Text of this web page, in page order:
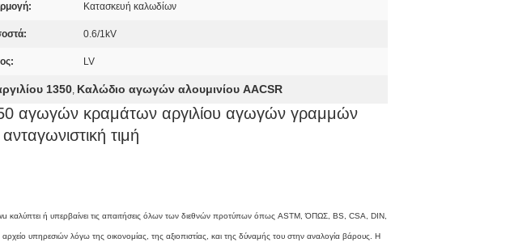
Κατασκευή καλωδίων
0.6/1kV
LV
1350, Καλώδιο αγωγών αλουμινίου AACSR
αγωγών κραμάτων αργιλίου αγωγών γραμμών
τιμή
καλύπτει ή υπερβαίνει τις απαιτήσεις όλων των διεθνών προτύπων όπως ASTM, ΌΠΩΣ, BS, CSA, DIN,
αρχείο υπηρεσιών λόγω της οικονομίας, της αξιοπιστίας, και της δύναμής του στην αναλογία βάρους. Η